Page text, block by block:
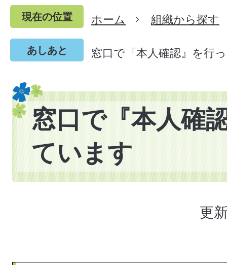
現在の位置 ホーム 組織から探す
あしあと 窓口で『本人確認』を行
窓口で『本人確
ています
更